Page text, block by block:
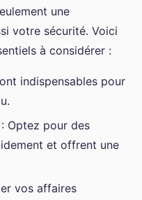
une
votre sécurité. Voici
à considérer :
indispensables pour
: Optez pour des
et offrent une
vos affaires